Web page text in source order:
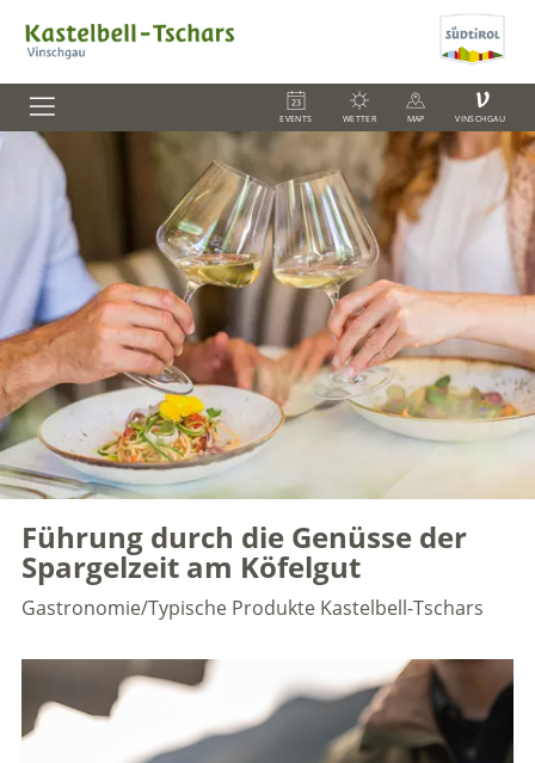
EVENTS WETTER MAP
V
VINSCHGAU
Führung durch die Genüsse der
Spargelzeit am Köfelgut
Gastronomie/Typische Produkte Kastelbell-Tschars